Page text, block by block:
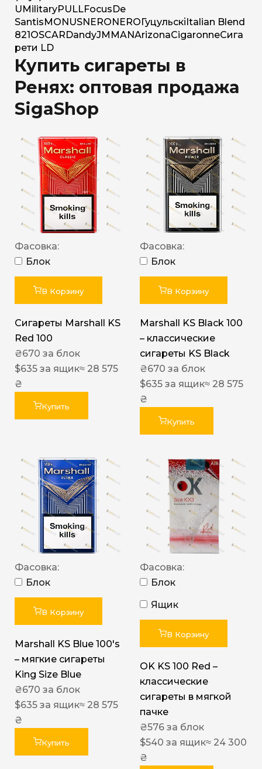
U MilitaryPULLFocus De
Santis MONUSNERO NERO Гуцульскі Italian Blend
821 OSCAR DandyJM MANArizonaCigaronneСига
рети LD
Купить сигареты в
Ренях: оптовая продажа
SigaShop
Фасовка:
Блок
В Корзину
Сигареты Marshall KS
Red 100
₴670 за блок
$635 за ящик≈ 28 575
₴
Купить
Фасовка:
Блок
В Корзину
Marshall KS Black 100
– классические
сигареты KS Black
₴670 за блок
$635 за ящик≈ 28 575
₴
Купить
Фасовка:
Блок
В Корзину
Marshall KS Blue 100's
– мягкие сигареты
King Size Blue
₴670 за блок
$635 за ящик≈ 28 575
₴
Купить
Фасовка:
Блок
Ящик
В Корзину
OK KS 100 Red –
классические
сигареты в мягкой
пачке
₴576 за блок
$540 за ящик≈ 24 300
₴